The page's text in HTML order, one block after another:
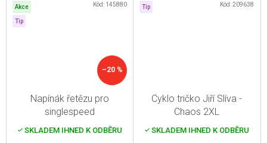
Akce
Tip
–20 %
Napínák řetězu pro
singlespeed
SKLADEM IHNED K ODBĚRU
Kód: 145880 Tip
Cyklo tričko Jiří Slíva -
Chaos 2XL
SKLADEM IHNED K ODBĚRU
Kód:209638